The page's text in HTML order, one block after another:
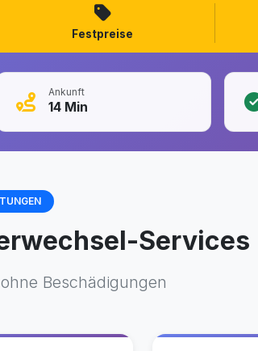
Festpreise
Ankunft
14 Min
Services
Beschädigungen